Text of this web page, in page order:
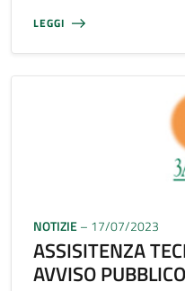
LEGGI
NOTIZIE– 17/07/2023
ASSISITENZA
AVVISO PUBBLICO